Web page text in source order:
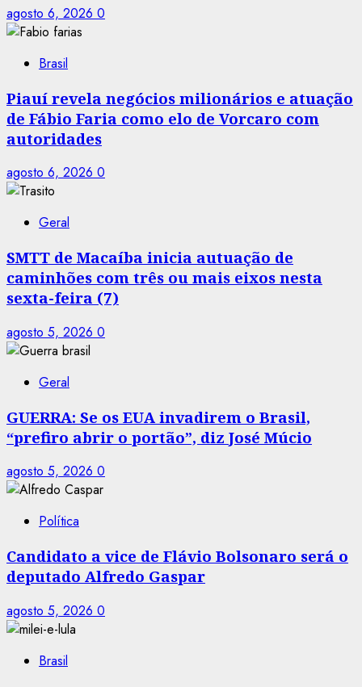
agosto 6, 2026 0
Brasil
Piauí revela negócios milionários e atuação
de Fábio Faria como elo de Vorcaro com
autoridades
agosto 6, 2026 0
Geral
SMTT de Macaíba inicia autuação de
caminhões com três ou mais eixos nesta
sexta-feira (7)
agosto 5, 2026 0
Geral
GUERRA: Se os EUA invadirem o Brasil,
“prefiro abrir o portão”, diz José Múcio
agosto 5, 2026 0
Política
Candidato a vice de Flávio Bolsonaro será o
deputado Alfredo Gaspar
agosto 5, 2026 0
Brasil